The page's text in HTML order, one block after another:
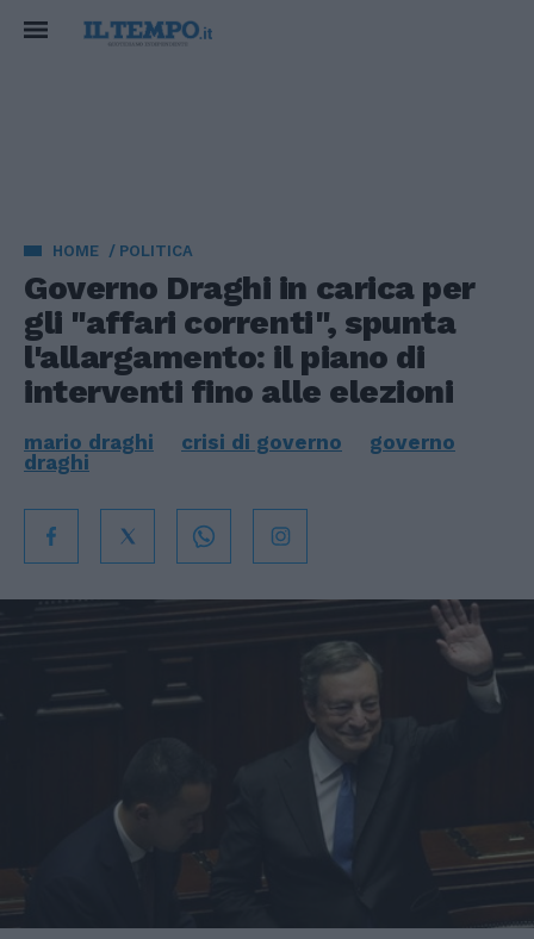
HOME POLITICA
Governo Draghi in carica per
gli "affari correnti", spunta
l'allargamento: il piano di
interventi fino alle elezioni
mario draghi crisi di governo
governo
draghi